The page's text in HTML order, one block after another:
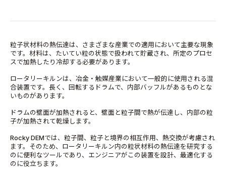
粒子状材料の熱伝達は、さまざまな産業での適用において主要な現象
です。材料は、たいてい粒の状態で扱われて貯蔵され、所定のプロセ
スで加熱したり冷却する必要があります。
ロータリーキルンは、冶金・触媒産業において一般的に使用される混
合装置です。長く、回転するドラムで、内部バッフルがあるものとな
いものがあります。
ドラムの壁面が加熱されると、壁面と粒子間で熱が伝達し、内部の粒
子が加熱されて乾燥します。
Rocky DEMでは、粒子間、粒子と境界の相互作用、熱交換が考慮され
ます。そのため、ロータリーキルン内の粒状材料の熱伝達を研究する
のに便利なツールであり、エンジニアがこの装置を設計、最適化する
のに役立ちます。